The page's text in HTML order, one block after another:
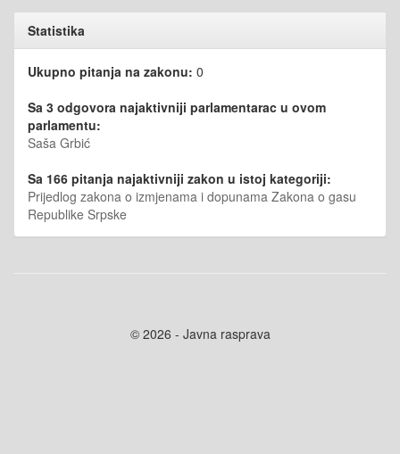
Statistika
Ukupno pitanja na zakonu: 0
Sa 3 odgovora najaktivniji parlamentarac u ovom
parlamentu:
Saša Grbić
Sa 166 pitanja najaktivniji zakon u istoj kategoriji:
Prijedlog zakona o izmjenama i dopunama Zakona o gasu
Republike Srpske
© 2026 - Javna rasprava